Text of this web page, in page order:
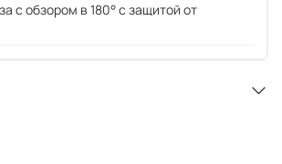
с обзором в 180° с защитой от